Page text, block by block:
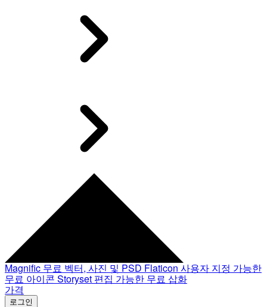
Magnific 무료 벡터, 사진 및 PSD Flaticon 사용자 지정 가능한
무료 아이콘 Storyset 편집 가능한 무료 삽화
가격
로그인